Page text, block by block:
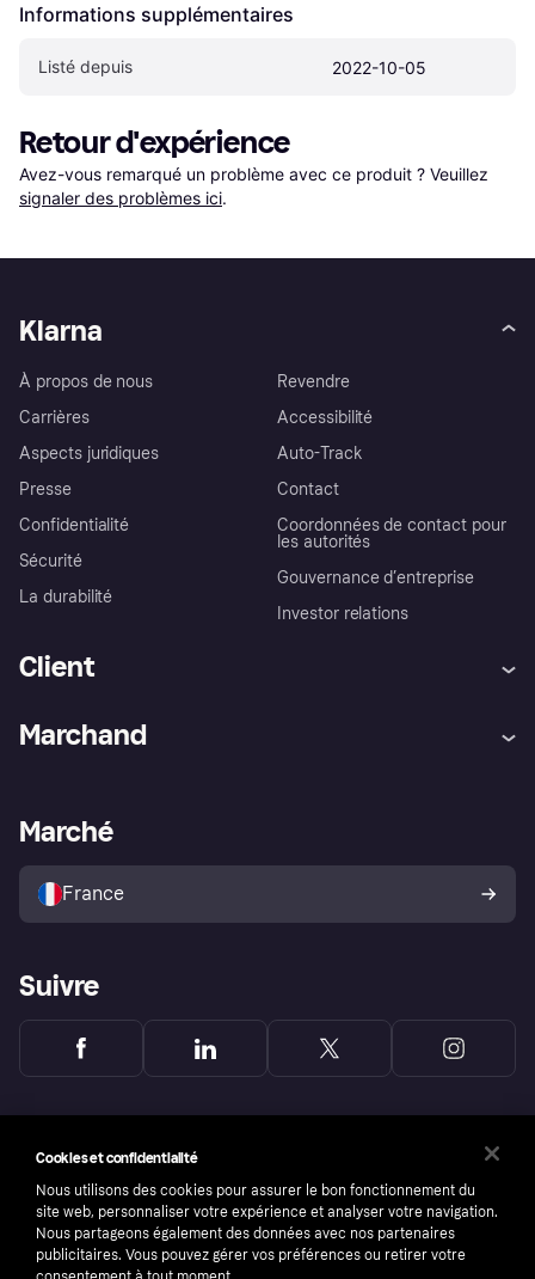
Informations supplémentaires
Listé depuis 2022-10-05
Retour d'expérience
Avez-vous remarqué un problème avec ce produit ? Veuillez
signaler des problèmes ici.
Klarna
À propos de nous
Carrières
Aspects juridiques
Presse
Confidentialité
Sécurité
La durabilité
Revendre
Accessibilité
Auto-Track
Contact
Coordonnées de contact pour
les autorités
Gouvernance d’entreprise
Investor relations
Client
Explorez les magasins
Politique de protection de
l’acheteur Klarna
Marchand
Portail Marchand
Marché
France
Suivre
Cookies et confidentialité
Nous utilisons des cookies pour assurer le bon fonctionnement du
site web, personnaliser votre expérience et analyser votre navigation.
Nous partageons également des données avec nos partenaires
publicitaires. Vous pouvez gérer vos préférences ou retirer votre